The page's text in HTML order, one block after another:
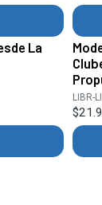
La
LIBR-